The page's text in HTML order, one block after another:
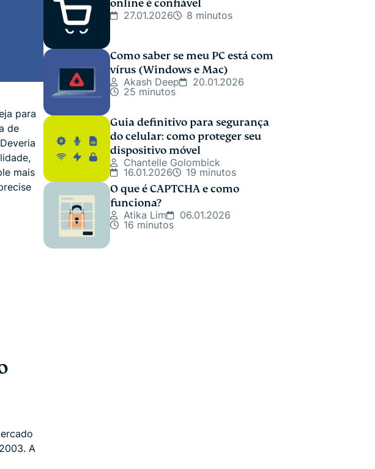
para
de
mais
A
online é confiável
27.01.2026 8 minutos
Como saber se meu PC está com
vírus (Windows e Mac)
Akash Deep
20.01.2026
25 minutos
Guia definitivo para segurança
do celular: como proteger seu
dispositivo móvel
Chantelle Golombick
16.01.2026
19 minutos
O que é CAPTCHA e como
funciona?
Atika Lim
06.01.2026
16 minutos